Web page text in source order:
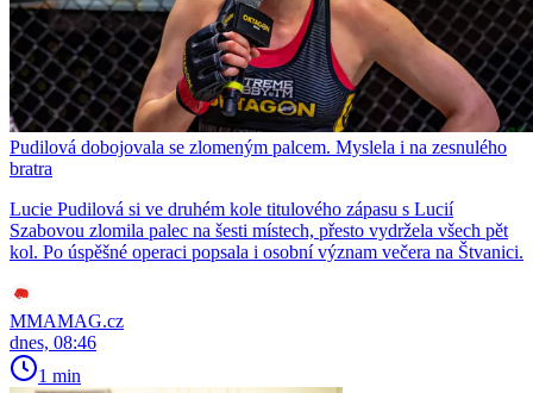
Pudilová dobojovala se zlomeným palcem. Myslela i na zesnulého
bratra
Lucie Pudilová si ve druhém kole titulového zápasu s Lucií
Szabovou zlomila palec na šesti místech, přesto vydržela všech pět
kol. Po úspěšné operaci popsala i osobní význam večera na Štvanici.
MMAMAG.cz
dnes, 08:46
1 min